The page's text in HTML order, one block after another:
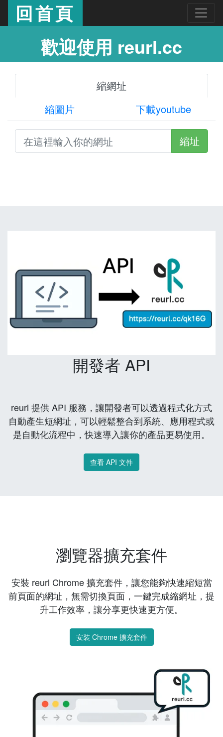
回首頁
歡迎使用 reurl.cc
縮網址
縮圖片
下載youtube
縮址
開發者 API
reurl 提供 API 服務，讓開發者可以透過程式化方式
自動產生短網址，可以輕鬆整合到系統、應用程式或
是自動化流程中，快速導入讓你的產品更易使用。
查看 API 文件
瀏覽器擴充套件
安裝 reurl Chrome 擴充套件，讓您能夠快速縮短當
前頁面的網址，無需切換頁面，一鍵完成縮網址，提
升工作效率，讓分享更快速更方便。
安裝 Chrome 擴充套件